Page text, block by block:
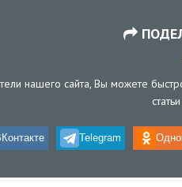
нашего сайта, Вы можете
Telegram